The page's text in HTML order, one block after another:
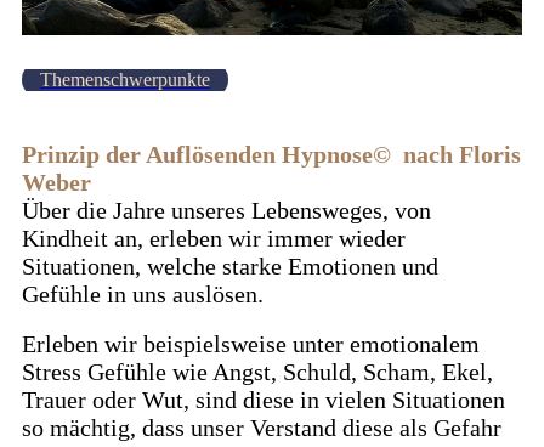
Themenschwerpunkte
Prinzip der Auflösenden Hypnose© nach Floris
Weber
Über die Jahre unseres Lebensweges, von
Kindheit an, erleben wir immer wieder
Situationen, welche starke Emotionen und
Gefühle in uns auslösen.
Erleben wir beispielsweise unter emotionalem
Stress Gefühle wie Angst, Schuld, Scham, Ekel,
Trauer oder Wut, sind diese in vielen Situationen
so mächtig, dass unser Verstand diese als Gefahr